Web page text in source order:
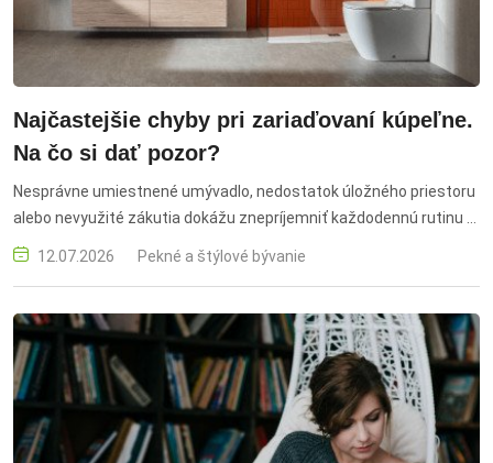
Najčastejšie chyby pri zariaďovaní kúpeľne.
Na čo si dať pozor?
Nesprávne umiestnené umývadlo, nedostatok úložného priestoru
alebo nevyužité zákutia dokážu znepríjemniť každodennú rutinu v
kúpeľni. Pri jej zariaďovaní je preto potrebné zohľadniť nielen
dizajn, ale aj funkčnosť a vyhnúť sa drobným nedostatkom, ktoré
najčastejšie chyby a na čo pri plánovaní kúpeľne nezabudnúť?
12.07.2026 Pekné a štýlové bývanie